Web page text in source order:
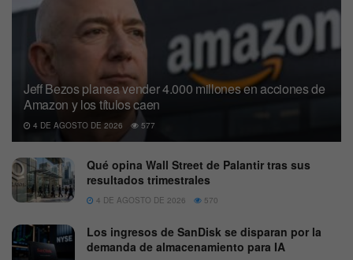
Jeff Bezos planea vender 4.000 millones en acciones de
Amazon y los títulos caen
4 DE AGOSTO DE 2026 577
Qué opina Wall Street de Palantir tras sus
resultados trimestrales
4 DE AGOSTO DE 2026 570
Los ingresos de SanDisk se disparan por la
demanda de almacenamiento para IA